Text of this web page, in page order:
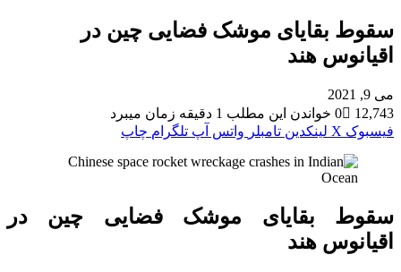
سقوط بقایای موشک فضایی چین در
اقیانوس هند
می 9, 2021
0
12,743
خواندن این مطلب 1 دقیقه زمان میبرد
فیسبوک X لینکدین ‫تامبلر واتس آپ تلگرام چاپ
سقوط بقایای موشک فضایی چین در
اقیانوس هند